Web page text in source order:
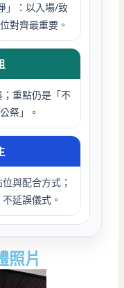
」：以入場/致
對齊最重要。
重點仍是「不
祭」。
與配合方式；
延誤儀式。
照片